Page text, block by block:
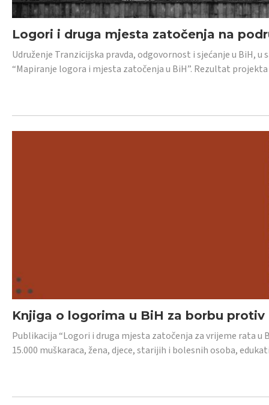
Logori i druga mjesta zatočenja na
Udruženje Tranzicijska pravda, odgovornost i sjećanje u BiH,
“Mapiranje logora i mjesta zatočenja u BiH”. Rezultat
Knjiga o logorima u BiH za borbu
Publikacija “Logori i druga mjesta zatočenja za vrijeme rata u
15.000 muškaraca, žena, djece, starijih i bolesnih osoba,